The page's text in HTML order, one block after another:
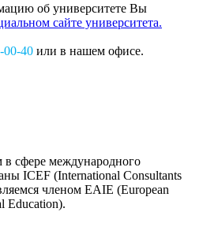
об университете Вы
сайте университета.
00-40 или в нашем офисе.
в сфере международного
ICEF (International Consultants
членом EAIE (European
Education).